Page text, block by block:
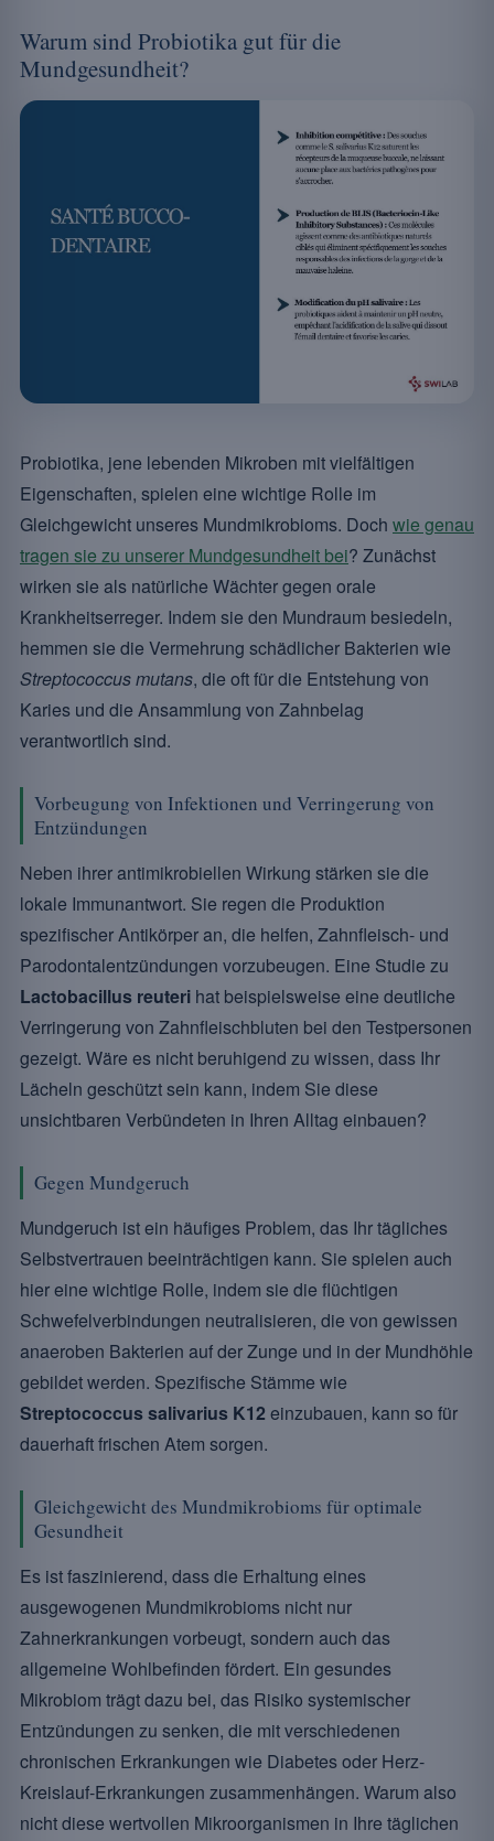
Warum sind Probiotika gut für die
Mundgesundheit?
Probiotika, jene lebenden Mikroben mit vielfältigen
Eigenschaften, spielen eine wichtige Rolle im
Gleichgewicht unseres Mundmikrobioms. Doch wie genau
tragen sie zu unserer Mundgesundheit bei? Zunächst
wirken sie als natürliche Wächter gegen orale
Krankheitserreger. Indem sie den Mundraum besiedeln,
hemmen sie die Vermehrung schädlicher Bakterien wie
Streptococcus mutans, die oft für die Entstehung von
Karies und die Ansammlung von Zahnbelag
verantwortlich sind.
Vorbeugung von Infektionen und Verringerung von
Entzündungen
Neben ihrer antimikrobiellen Wirkung stärken sie die
lokale Immunantwort. Sie regen die Produktion
spezifischer Antikörper an, die helfen, Zahnfleisch- und
Parodontalentzündungen vorzubeugen. Eine Studie zu
Lactobacillus reuteri hat beispielsweise eine deutliche
Verringerung von Zahnfleischbluten bei den Testpersonen
gezeigt. Wäre es nicht beruhigend zu wissen, dass Ihr
Lächeln geschützt sein kann, indem Sie diese
unsichtbaren Verbündeten in Ihren Alltag einbauen?
Gegen Mundgeruch
Mundgeruch ist ein häufiges Problem, das Ihr tägliches
Selbstvertrauen beeinträchtigen kann. Sie spielen auch
hier eine wichtige Rolle, indem sie die flüchtigen
Schwefelverbindungen neutralisieren, die von gewissen
anaeroben Bakterien auf der Zunge und in der Mundhöhle
gebildet werden. Spezifische Stämme wie
Streptococcus salivarius K12 einzubauen, kann so für
dauerhaft frischen Atem sorgen.
Gleichgewicht des Mundmikrobioms für optimale
Gesundheit
Es ist faszinierend, dass die Erhaltung eines
ausgewogenen Mundmikrobioms nicht nur
Zahnerkrankungen vorbeugt, sondern auch das
allgemeine Wohlbefinden fördert. Ein gesundes
Mikrobiom trägt dazu bei, das Risiko systemischer
Entzündungen zu senken, die mit verschiedenen
chronischen Erkrankungen wie Diabetes oder Herz-
Kreislauf-Erkrankungen zusammenhängen. Warum also
nicht diese wertvollen Mikroorganismen in Ihre täglichen